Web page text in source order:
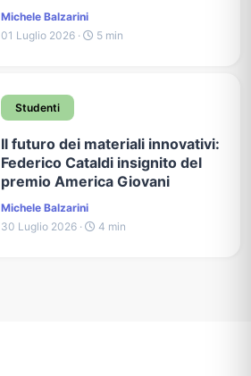
Michele Balzarini
01 Luglio 2026 ·
5 min
Studenti
Il futuro dei materiali innovativi:
Federico Cataldi insignito del
premio America Giovani
Michele Balzarini
30 Luglio 2026 ·
4 min